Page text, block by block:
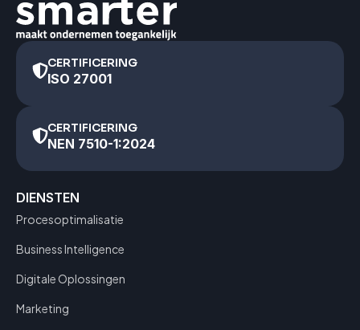
CERTIFICERING
ISO 27001
CERTIFICERING
NEN 7510-1:2024
DIENSTEN
Procesoptimalisatie
Business Intelligence
Digitale Oplossingen
Marketing